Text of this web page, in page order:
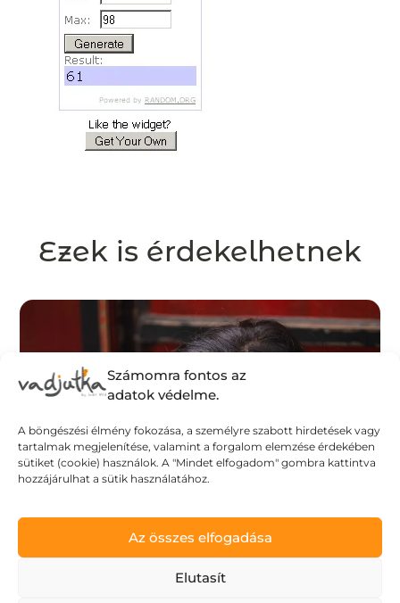
Számomra fontos az
adatok védelme.
A böngészési élmény fokozása, a személyre szabott hirdetések vagy
tartalmak megjelenítése, valamint a forgalom elemzése érdekében
sütiket (cookie) használok. A "Mindet elfogadom" gombra kattintva
hozzájárulhat a sütik használatához.
Az összes elfogadása
Elutasít
Ezek is érdekelhetnek